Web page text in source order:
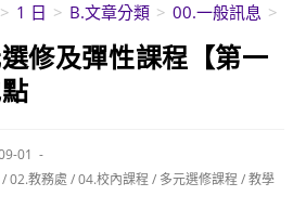
> 1 日 > B.文章分類 > 00.一般訊息 >
選修及彈性課程【第一
01
/02.教務處 /04.校內課程 / 多元選修課程 /教學